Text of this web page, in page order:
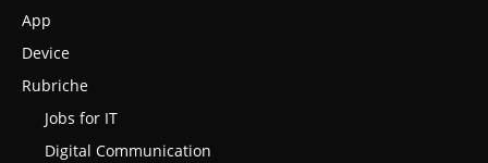
App
Device
Rubriche
Jobs for IT
Digital Communication